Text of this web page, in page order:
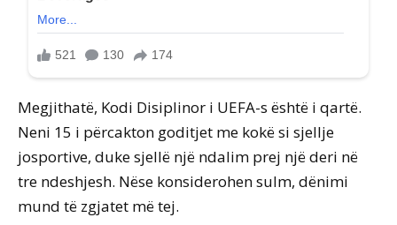
Megjithatë, Kodi Disiplinor i UEFA-s është i qartë.
Neni 15 i përcakton goditjet me kokë si sjellje
josportive, duke sjellë një ndalim prej një deri në
tre ndeshjesh. Nëse konsiderohen sulm, dënimi
mund të zgjatet më tej.